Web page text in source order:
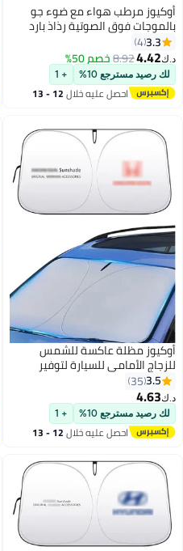
أوكيوز مرطب هواء مع ضوء جو
بالموجات فوق الصوتية رذاذ بارد
متوافق مع العلاج بالروائح مناسب
لسطح المكتب وغرفة النوم
والمكتب
3.3
4
د.ك‏4.42
8.92خصم 50%
لك رصيد مسترجع 10% + 1
احصل عليه خلال 12 - 13
أوكيوز مظلة عاكسة للشمس
للزجاج الأمامي للسيارة لتوفير
أقصى قدر من الحماية بتصميم
متداخل يناسب سيارات السيدان
الصغيرة والهاتشباك
3.5
35
د.ك‏4.63
لك رصيد مسترجع 10% + 1
احصل عليه خلال 12 - 13